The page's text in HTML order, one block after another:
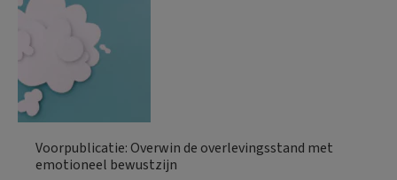
Voorpublicatie: Overwin de overlevingsstand met
emotioneel bewustzijn